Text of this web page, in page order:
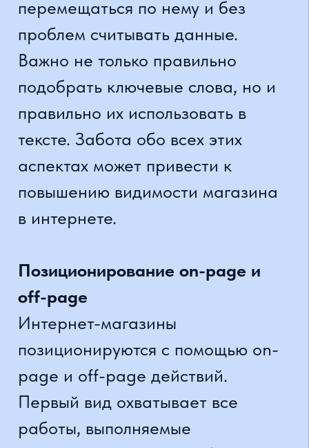
ускорении работы сайта и т. д.
Внестраничные действия не
осуществляются непосредственно
на сайте, но способствуют
позиционированию интернет-
магазинов. Здесь можно
упомянуть ссылки на сайт с
Сколько времени занимает
эффекты для интернет-
магазинов? Повышение
видимости сайта в поисковой
системе Google - достаточно
длительный процесс, который
зависит от многих факторов. Это
включает, например, отрасль,
которую представляет сайт,
конкуренцию, текущее состояние